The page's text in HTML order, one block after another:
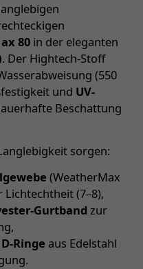
80 in der eleganten
. Der Hightech-Stoff
(550
und UV-
Beschattung
sorgen:
(WeatherMax
Lichtechtheit (7–8),
Gurtband zur
Ringe aus Edelstahl